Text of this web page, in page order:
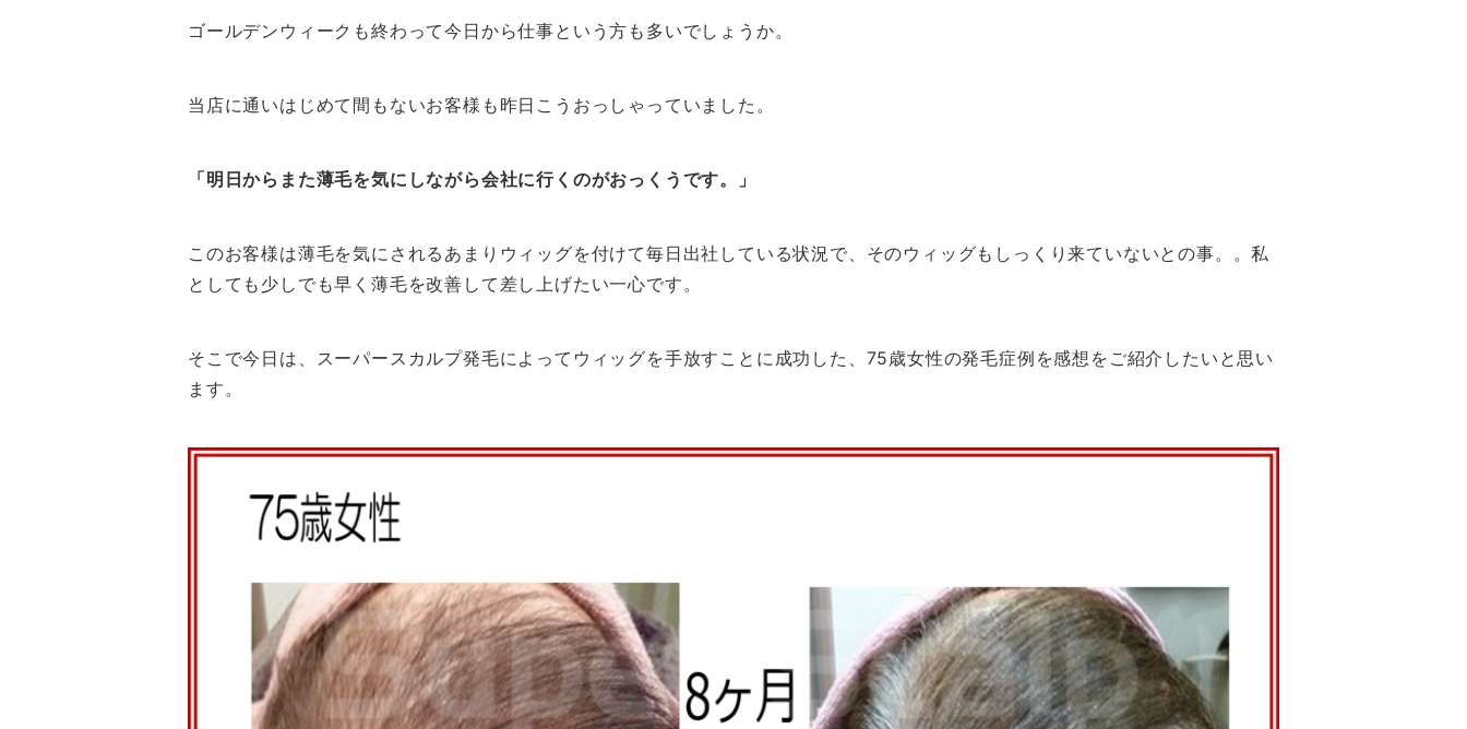
ゴールデンウィークも終わって今日から仕事という方も多いでしょうか。
当店に通いはじめて間もないお客様も昨日こうおっしゃっていました。
「明日からまた薄毛を気にしながら会社に行くのがおっくうです。」
このお客様は薄毛を気にされるあまりウィッグを付けて毎日出社している状況で、そのウィッグもしっくり来ていないとの事。。私
としても少しでも早く薄毛を改善して差し上げたい一心です。
そこで今日は、スーパースカルプ発毛によってウィッグを手放すことに成功した、75歳女性の発毛症例を感想をご紹介したいと思い
ます。